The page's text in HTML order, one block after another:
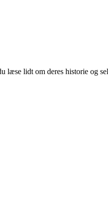
læse lidt om deres historie og